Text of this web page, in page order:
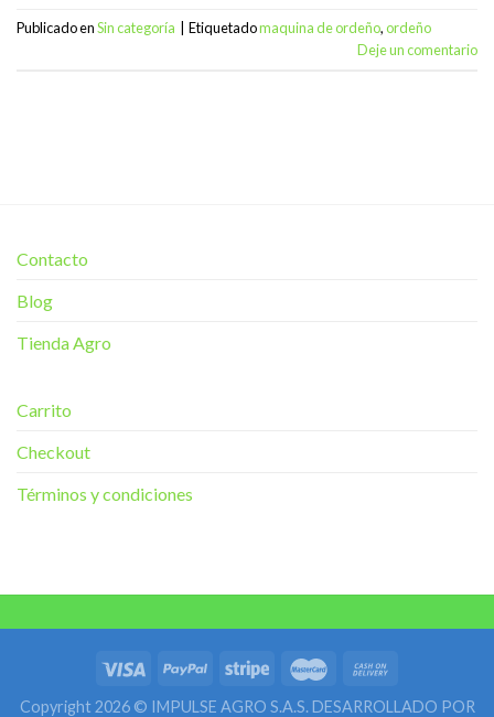
Publicado enSin categoría Etiquetadomaquina de ordeño,ordeño
Deje un comentario
Contacto
Blog
Tienda Agro
Carrito
Checkout
Términos y condiciones
Copyright 2026 © IMPULSE AGRO S.A.S. DESARROLLADO POR